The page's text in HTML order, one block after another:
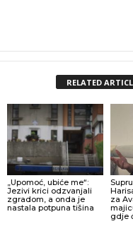
RELATED
„Upomoć, ubiće me“:
Jezivi krici odzvanjali
zgradom, a onda je
nastala potpuna tišina
za
gdje